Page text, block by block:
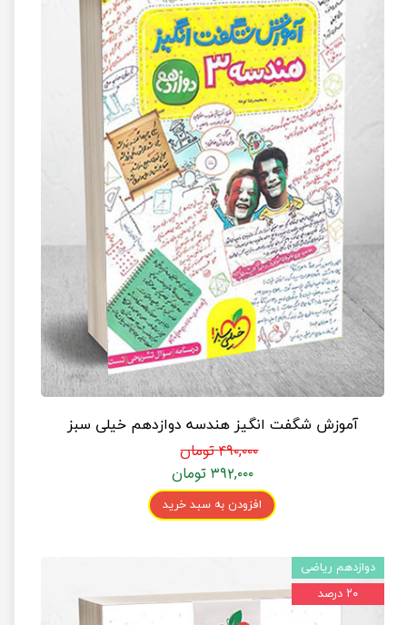
آموزش شگفت انگیز هندسه دوازدهم خیلی سبز
۴۹۰,۰۰۰ تومان
۳۹۲,۰۰۰ تومان
افزودن به سبد خرید
دوازدهم ریاضی
۲۰ درصد